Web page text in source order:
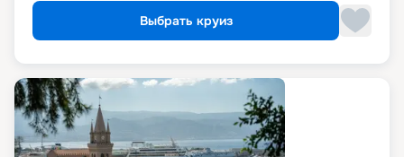
Выбрать круиз